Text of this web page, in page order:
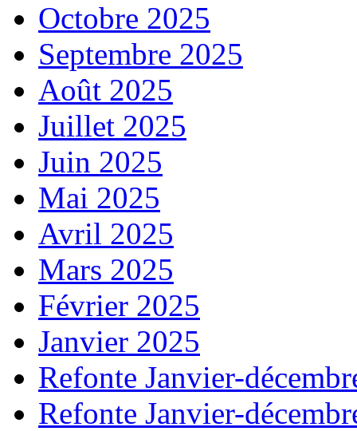
Octobre 2025
Septembre 2025
Août 2025
Juillet 2025
Juin 2025
Mai 2025
Avril 2025
Mars 2025
Février 2025
Janvier 2025
Refonte Janvier-
Refonte Janvier-